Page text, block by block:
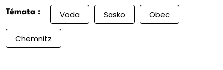
Témata : Voda Sasko Obec
Chemnitz